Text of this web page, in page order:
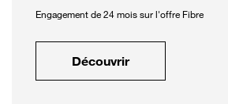
Engagement de 24 mois sur l'offre Fibre
Découvrir